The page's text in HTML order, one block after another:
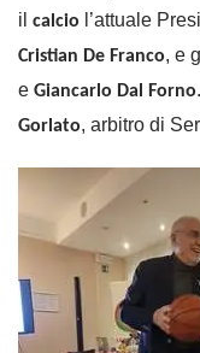
il calcio l’attuale
Cristian De Franco, e
e Giancarlo Dal Forno
Gorlato, arbitro di